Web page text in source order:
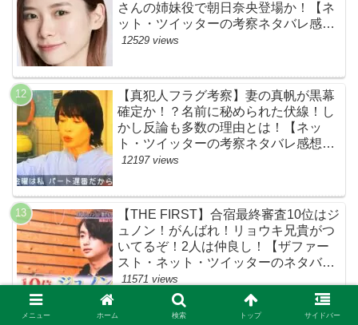
さんの姉妹役で朝日奈央登場か！【ネ
ット・ツイッターの考察ネタバレ感想
評価評判あらすじ原作犯人キャスト黒
12529 views
【真犯人フラグ考察】妻の真帆が黒幕
確定か！？名前に秘められた伏線！し
かし反論も多数の理由とは！【ネッ
ト・ツイッターの考察ネタバレ感想評
価評判あらすじ原作犯人キャスト黒幕
12197 views
【THE FIRST】合宿最終審査10位はジ
ュノン！がんばれ！リョウキ兄貴がつ
いてるぞ！2人は仲良し！【ザファー
スト・ネット・ツイッターのネタバレ
考察まとめ感想評価評判・スッキリ・
BE:FIRST・ビーファースト・
JUNON・RYOKI】
11571 views
メニュー ホーム 検索 トップ サイドバー